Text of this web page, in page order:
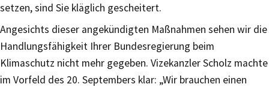
setzen, sind Sie kläglich gescheitert.
Angesichts dieser angekündigten Maßnahmen sehen wir die
Handlungsfähigkeit Ihrer Bundesregierung beim
Klimaschutz nicht mehr gegeben. Vizekanzler Scholz machte
im Vorfeld des 20. Septembers klar: „Wir brauchen einen